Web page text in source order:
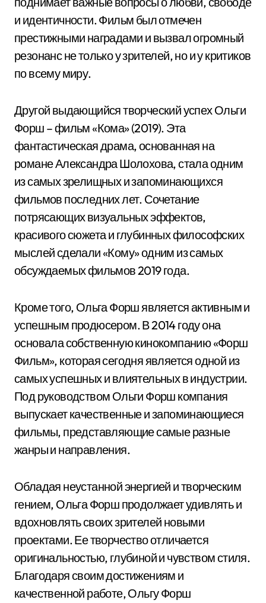
и идентичности. Фильм был отмечен
престижными наградами и вызвал огромный
резонанс не только у зрителей, но и у критиков
по всему миру.
Другой выдающийся творческий успех Ольги
Форш – фильм «Кома» (2019). Эта
фантастическая драма, основанная на
романе Александра Шолохова, стала одним
из самых зрелищных и запоминающихся
фильмов последних лет. Сочетание
потрясающих визуальных эффектов,
красивого сюжета и глубинных философских
мыслей сделали «Кому» одним из самых
обсуждаемых фильмов 2019 года.
Кроме того, Ольга Форш является активным и
успешным продюсером. В 2014 году она
основала собственную кинокомпанию «Форш
Фильм», которая сегодня является одной из
самых успешных и влиятельных в индустрии.
Под руководством Ольги Форш компания
выпускает качественные и запоминающиеся
фильмы, представляющие самые разные
жанры и направления.
Обладая неустанной энергией и творческим
гением, Ольга Форш продолжает удивлять и
вдохновлять своих зрителей новыми
проектами. Ее творчество отличается
оригинальностью, глубиной и чувством стиля.
Благодаря своим достижениям и
качественной работе, Ольгу Форш